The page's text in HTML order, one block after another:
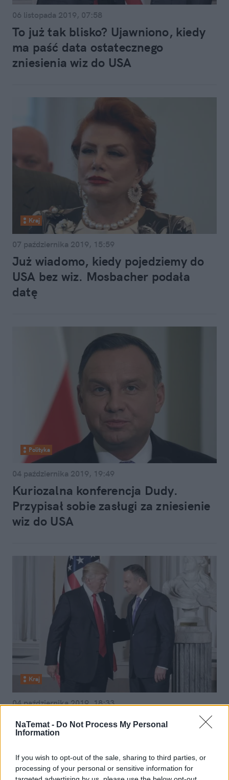
NaTemat - Do Not Process My Personal
Information
If you wish to opt-out of the sale, sharing to third parties, or
processing of your personal or sensitive information for
06 listopada 2019, 07:58
To już tak blisko? Ujawniono, kiedy
ma paść data ostatecznego
zniesienia wiz do USA
Kraj
07 października 2019, 15:59
Już wiadomo, kiedy pojedziemy do
USA bez wiz. Mosbacher podała
datę
Polityka
04 października 2019, 19:49
Kuriozalna konferencja Dudy.
Przypisał sobie zasługi za zniesienie
wiz do USA
Kraj
04 października 2019, 18:33
Kiedy naprawdę zniosą wizy do
USA? Amerykanista: Na to musimy